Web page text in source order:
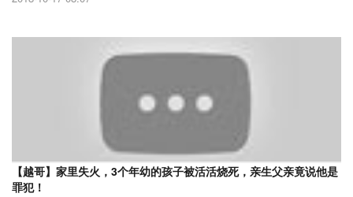
【越哥】家里失火，3个年幼的孩子被活活烧死，亲生父亲竟说他是
罪犯！